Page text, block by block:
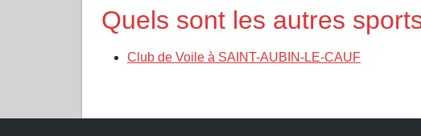
Quels sont les autres
Club de Voile à SAINT-AUBIN-LE-CAUF